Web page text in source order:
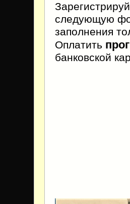
следующую
заполнения
Оплатить
банковской